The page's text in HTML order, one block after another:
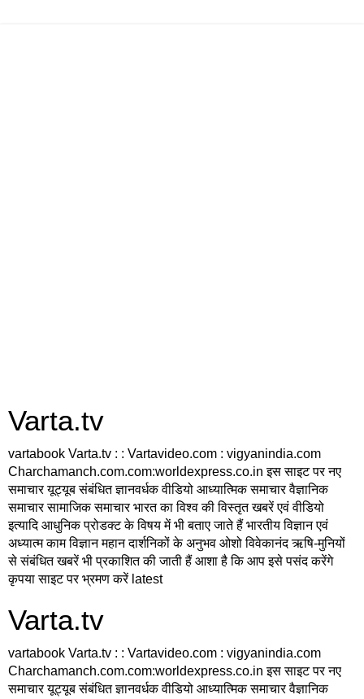
Varta.tv
vartabook Varta.tv : : Vartavideo.com : vigyanindia.com
Charchamanch.com.com:worldexpress.co.in इस साइट पर नए
समाचार यूट्यूब संबंधित ज्ञानवर्धक वीडियो आध्यात्मिक समाचार वैज्ञानिक
समाचार सामाजिक समाचार भारत का विश्व की विस्तृत खबरें एवं वीडियो
इत्यादि आधुनिक प्रोडक्ट के विषय में भी बताए जाते हैं भारतीय विज्ञान एवं
अध्यात्म काम विज्ञान महान दार्शनिकों के अनुभव ओशो विवेकानंद ऋषि-मुनियों
से संबंधित खबरें भी प्रकाशित की जाती हैं आशा है कि आप इसे पसंद करेंगे
कृपया साइट पर भ्रमण करें latest
Varta.tv
vartabook Varta.tv : : Vartavideo.com : vigyanindia.com
Charchamanch.com.com:worldexpress.co.in इस साइट पर नए
समाचार यूट्यूब संबंधित ज्ञानवर्धक वीडियो आध्यात्मिक समाचार वैज्ञानिक